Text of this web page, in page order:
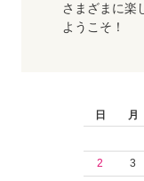
さまざまに楽
ようこそ！
日
月
2
3